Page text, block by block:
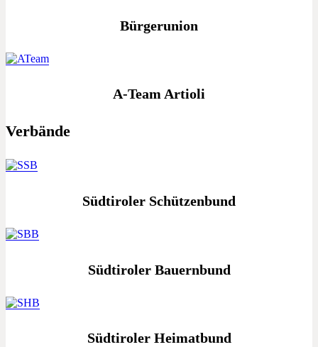
Bürgerunion
A-Team Artioli
Verbände
Südtiroler Schützenbund
Südtiroler Bauernbund
Südtiroler Heimatbund